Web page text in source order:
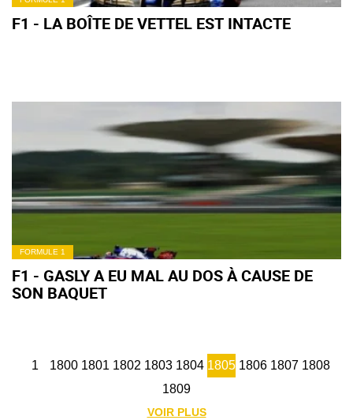
F1 - LA BOÎTE DE VETTEL EST INTACTE
FORMULE 1
F1 - GASLY A EU MAL AU DOS À CAUSE DE
SON BAQUET
1 1800 1801 1802 1803 1804 1805 1806 1807 1808
1809
VOIR PLUS